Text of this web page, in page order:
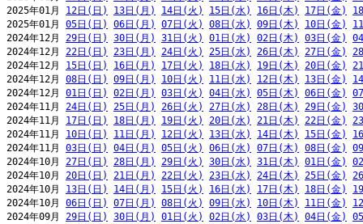
2025年01月 12日(日) 13日(月) 14日(火) 15日(水) 16日(木) 17日(金)
2025年01月 05日(日) 06日(月) 07日(火) 08日(水) 09日(木) 10日(金)
2024年12月 29日(日) 30日(月) 31日(火) 01日(水) 02日(木) 03日(金)
2024年12月 22日(日) 23日(月) 24日(火) 25日(水) 26日(木) 27日(金)
2024年12月 15日(日) 16日(月) 17日(火) 18日(水) 19日(木) 20日(金)
2024年12月 08日(日) 09日(月) 10日(火) 11日(水) 12日(木) 13日(金)
2024年12月 01日(日) 02日(月) 03日(火) 04日(水) 05日(木) 06日(金)
2024年11月 24日(日) 25日(月) 26日(火) 27日(水) 28日(木) 29日(金)
2024年11月 17日(日) 18日(月) 19日(火) 20日(水) 21日(木) 22日(金)
2024年11月 10日(日) 11日(月) 12日(火) 13日(水) 14日(木) 15日(金)
2024年11月 03日(日) 04日(月) 05日(火) 06日(水) 07日(木) 08日(金)
2024年10月 27日(日) 28日(月) 29日(火) 30日(水) 31日(木) 01日(金)
2024年10月 20日(日) 21日(月) 22日(火) 23日(水) 24日(木) 25日(金)
2024年10月 13日(日) 14日(月) 15日(火) 16日(水) 17日(木) 18日(金)
2024年10月 06日(日) 07日(月) 08日(火) 09日(水) 10日(木) 11日(金)
2024年09月 29日(日) 30日(月) 01日(火) 02日(水) 03日(木) 04日(金)